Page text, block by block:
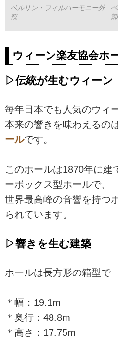
ベルリン・フィルハーモニー外
観
ウィーン楽友協会ホ
▷伝統が生むウィーン
毎年日本でも人気のウィ
本来の響きを味わえるの
ールです。
このホールは1870年に建
ーボックス型ホールで、
世界最高峰の音響を持つ
られています。
▷響きを生む建築
ホールは長方形の箱型で
＊幅：19.1m
＊奥行：48.8m
＊高さ：17.75m